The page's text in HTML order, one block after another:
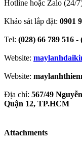
Hotline hoặc Zalo (24/
Khảo sát lắp đặt: 0901
Tel: (028) 66 789 516 -
Website:
Website:
Địa chỉ: 567/49
Quận 12, TP.HCM
Attachments